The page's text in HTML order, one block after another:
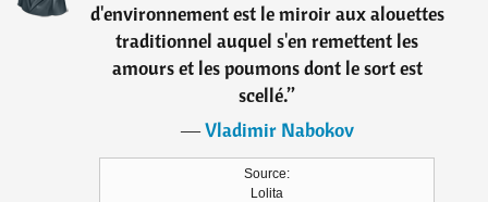
d'environnement est le miroir aux alouettes
traditionnel auquel s'en remettent les
amours et les poumons dont le sort est
scellé.”
―Vladimir Nabokov
Source:
Lolita